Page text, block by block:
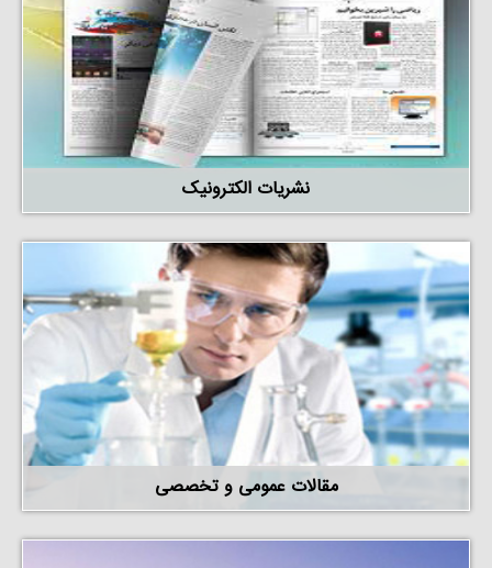
نشریات الکترونیک
مقالات عمومی و تخصصی